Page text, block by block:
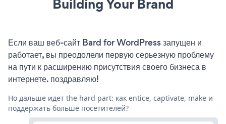
Building Your Brand
Если ваш веб-сайт Bard for WordPress запущен и
работает, вы преодолели первую серьезную проблему
на пути к расширению присутствия своего бизнеса в
интернете. поздравляю!
Но дальше идет the hard part: как entice, captivate, make и
поддержать больше посетителей?